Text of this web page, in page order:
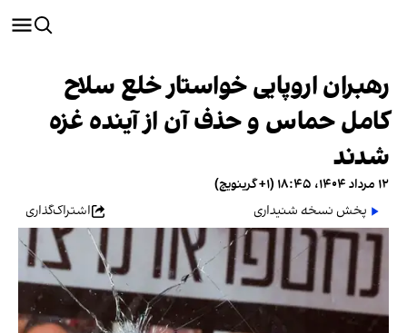
رهبران اروپایی خواستار خلع سلاح
کامل حماس و حذف آن از آینده غزه
شدند
۱۲ مرداد ۱۴۰۴، ۱۸:۴۵ (‎+۱ گرینویچ)
پخش نسخه شنیداری
اشتراک‌گذاری